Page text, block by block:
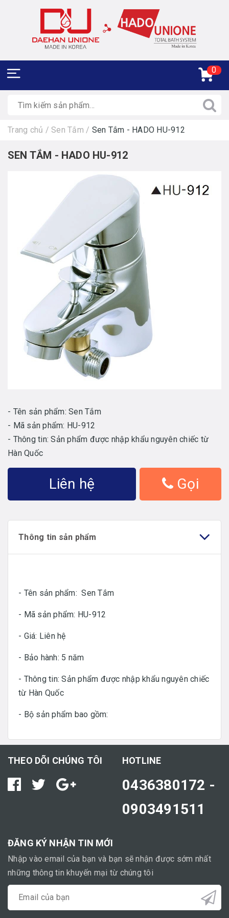
0
Trang chủ / Sen Tắm / Sen Tắm - HADO HU-912
SEN TẮM - HADO HU-912
- Tên sản phẩm: Sen Tắm
- Mã sản phẩm: HU-912
- Thông tin: Sản phẩm được nhập khẩu nguyên chiếc từ
Hàn Quốc
Liên hệ Gọi
Thông tin sản phẩm
- Tên sản phẩm: Sen Tắm
- Mã sản phẩm: HU-912
- Giá: Liên hệ
- Bảo hành: 5 năm
- Thông tin: Sản phẩm được nhập khẩu nguyên chiếc
từ Hàn Quốc
- Bộ sản phẩm bao gồm:
THEO DÕI CHÚNG TÔI HOTLINE
0436380172 -
0903491511
ĐĂNG KÝ NHẬN TIN MỚI
Nhập vào email của bạn và bạn sẽ nhận được sớm nhất
những thông tin khuyến mại từ chúng tôi